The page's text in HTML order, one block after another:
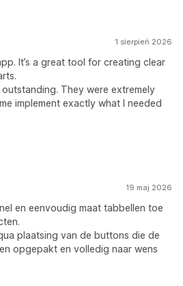
1 sierpień 2026
It’s a great tool for creating clear
They were extremely
implement exactly what I needed
19 maj 2026
en eenvoudig maat tabbellen toe
plaatsing van de buttons die de
opgepakt en volledig naar wens